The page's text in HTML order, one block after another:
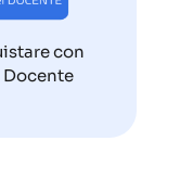
con
Docente